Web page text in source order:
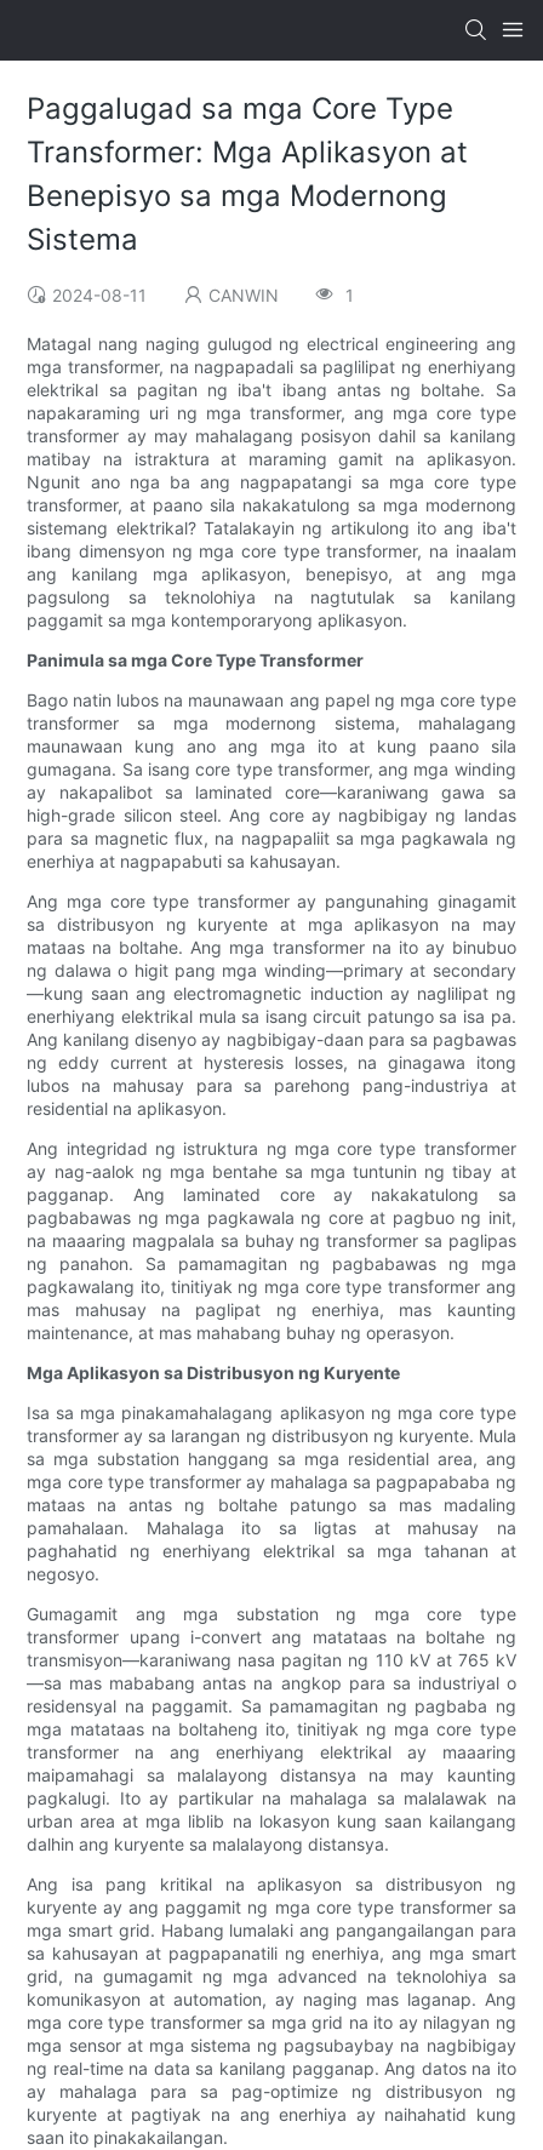
Paggalugad sa mga Core Type
Transformer: Mga Aplikasyon at
Benepisyo sa mga Modernong
Sistema
2024-08-11 CANWIN 1
Matagal nang naging gulugod ng electrical engineering ang
mga transformer, na nagpapadali sa paglilipat ng enerhiyang
elektrikal sa pagitan ng iba't ibang antas ng boltahe. Sa
napakaraming uri ng mga transformer, ang mga core type
transformer ay may mahalagang posisyon dahil sa kanilang
matibay na istraktura at maraming gamit na aplikasyon.
Ngunit ano nga ba ang nagpapatangi sa mga core type
transformer, at paano sila nakakatulong sa mga modernong
sistemang elektrikal? Tatalakayin ng artikulong ito ang iba't
ibang dimensyon ng mga core type transformer, na inaalam
ang kanilang mga aplikasyon, benepisyo, at ang mga
pagsulong sa teknolohiya na nagtutulak sa kanilang
paggamit sa mga kontemporaryong aplikasyon.
Panimula sa mga Core Type Transformer
Bago natin lubos na maunawaan ang papel ng mga core type
transformer sa mga modernong sistema, mahalagang
maunawaan kung ano ang mga ito at kung paano sila
gumagana. Sa isang core type transformer, ang mga winding
ay nakapalibot sa laminated core—karaniwang gawa sa
high-grade silicon steel. Ang core ay nagbibigay ng landas
para sa magnetic flux, na nagpapaliit sa mga pagkawala ng
enerhiya at nagpapabuti sa kahusayan.
Ang mga core type transformer ay pangunahing ginagamit
sa distribusyon ng kuryente at mga aplikasyon na may
mataas na boltahe. Ang mga transformer na ito ay binubuo
ng dalawa o higit pang mga winding—primary at secondary
—kung saan ang electromagnetic induction ay naglilipat ng
enerhiyang elektrikal mula sa isang circuit patungo sa isa pa.
Ang kanilang disenyo ay nagbibigay-daan para sa pagbawas
ng eddy current at hysteresis losses, na ginagawa itong
lubos na mahusay para sa parehong pang-industriya at
residential na aplikasyon.
Ang integridad ng istruktura ng mga core type transformer
ay nag-aalok ng mga bentahe sa mga tuntunin ng tibay at
pagganap. Ang laminated core ay nakakatulong sa
pagbabawas ng mga pagkawala ng core at pagbuo ng init,
na maaaring magpalala sa buhay ng transformer sa paglipas
ng panahon. Sa pamamagitan ng pagbabawas ng mga
pagkawalang ito, tinitiyak ng mga core type transformer ang
mas mahusay na paglipat ng enerhiya, mas kaunting
maintenance, at mas mahabang buhay ng operasyon.
Mga Aplikasyon sa Distribusyon ng Kuryente
Isa sa mga pinakamahalagang aplikasyon ng mga core type
transformer ay sa larangan ng distribusyon ng kuryente. Mula
sa mga substation hanggang sa mga residential area, ang
mga core type transformer ay mahalaga sa pagpapababa ng
mataas na antas ng boltahe patungo sa mas madaling
pamahalaan. Mahalaga ito sa ligtas at mahusay na
paghahatid ng enerhiyang elektrikal sa mga tahanan at
negosyo.
Gumagamit ang mga substation ng mga core type
transformer upang i-convert ang matataas na boltahe ng
transmisyon—karaniwang nasa pagitan ng 110 kV at 765 kV
—sa mas mababang antas na angkop para sa industriyal o
residensyal na paggamit. Sa pamamagitan ng pagbaba ng
mga matataas na boltaheng ito, tinitiyak ng mga core type
transformer na ang enerhiyang elektrikal ay maaaring
maipamahagi sa malalayong distansya na may kaunting
pagkalugi. Ito ay partikular na mahalaga sa malalawak na
urban area at mga liblib na lokasyon kung saan kailangang
dalhin ang kuryente sa malalayong distansya.
Ang isa pang kritikal na aplikasyon sa distribusyon ng
kuryente ay ang paggamit ng mga core type transformer sa
mga smart grid. Habang lumalaki ang pangangailangan para
sa kahusayan at pagpapanatili ng enerhiya, ang mga smart
grid, na gumagamit ng mga advanced na teknolohiya sa
komunikasyon at automation, ay naging mas laganap. Ang
mga core type transformer sa mga grid na ito ay nilagyan ng
mga sensor at mga sistema ng pagsubaybay na nagbibigay
ng real-time na data sa kanilang pagganap. Ang datos na ito
ay mahalaga para sa pag-optimize ng distribusyon ng
kuryente at pagtiyak na ang enerhiya ay naihahatid kung
saan ito pinakakailangan.